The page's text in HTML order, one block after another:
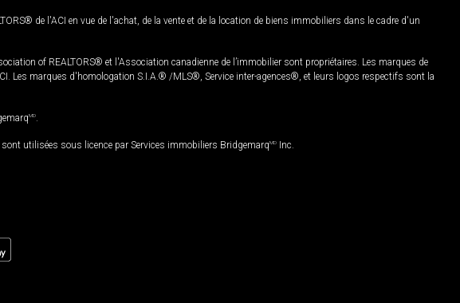
de l'ACI en vue de l'achat, de la vente et de la location de biens immobiliers dans le cadre d'un
of REALTORS® et l'Association canadienne de l’immobilier sont propriétaires. Les marques de
Les marques d'homologation S.I.A.® /MLS®, Service inter-agences®, et leurs logos respectifs sont la
MD
utilisées sous licence par Services immobiliers BridgemarqMD Inc.